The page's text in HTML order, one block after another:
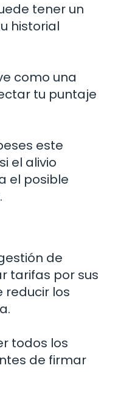
tener un
historial
como una
tu puntaje
este
el alivio
el posible
de
tarifas por sus
reducir los
todos los
de firmar